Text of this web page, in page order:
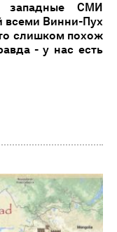
западные СМИ
всеми Винни-Пух
слишком похож
- у нас есть